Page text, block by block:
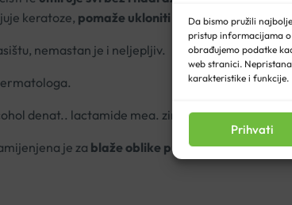
Da bismo pružili
pristup informacijama o
obrađujemo podatke
web stranici.
karakteristike i funkcije.
Prihvati
keratoze, pomaže ukloniti prhut s površine
nemastan je i neljepljiv.
denat.. lactamide mea. zinc sulfate. sodium
je za blaže oblike prhuti, a primjenjuje